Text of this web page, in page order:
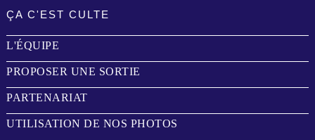
ÇA C'EST CULTE
L'ÉQUIPE
PROPOSER UNE SORTIE
PARTENARIAT
UTILISATION DE NOS PHOTOS